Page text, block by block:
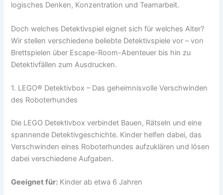
logisches Denken, Konzentration und Teamarbeit.
Doch welches Detektivspiel eignet sich für welches Alter?
Wir stellen verschiedene beliebte Detektivspiele vor – von
Brettspielen über Escape-Room-Abenteuer bis hin zu
Detektivfällen zum Ausdrucken.
1. LEGO® Detektivbox – Das geheimnisvolle Verschwinden
des Roboterhundes
Die LEGO Detektivbox verbindet Bauen, Rätseln und eine
spannende Detektivgeschichte. Kinder helfen dabei, das
Verschwinden eines Roboterhundes aufzuklären und lösen
dabei verschiedene Aufgaben.
Geeignet für: Kinder ab etwa 6 Jahren